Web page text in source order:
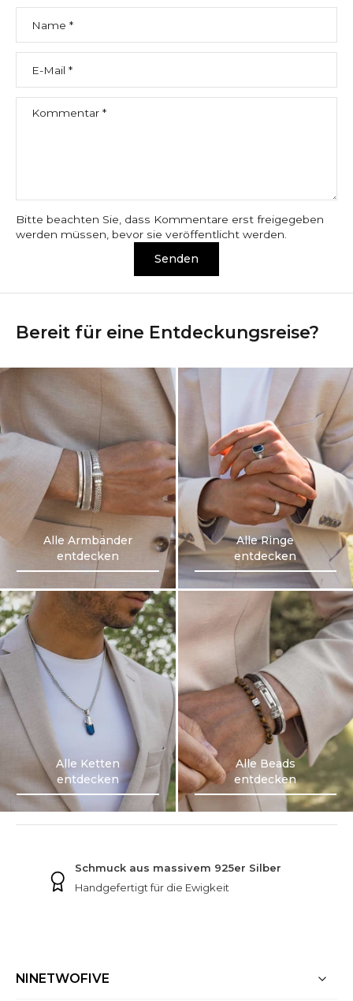
Name *
E-Mail *
Kommentar *
Bitte beachten Sie, dass Kommentare erst freigegeben
werden müssen, bevor sie veröffentlicht werden.
Senden
Bereit für eine Entdeckungsreise?
Alle Armbänder
entdecken
Alle Armbänder
entdecken
Alle Ringe
entdecken
Alle Ringe
entdecken
Alle Ketten
entdecken
Alle Ketten
entdecken
Alle Beads
entdecken
Alle Beads
entdecken
Gratis Versand
Bei jeder Bestellung
NINETWOFIVE